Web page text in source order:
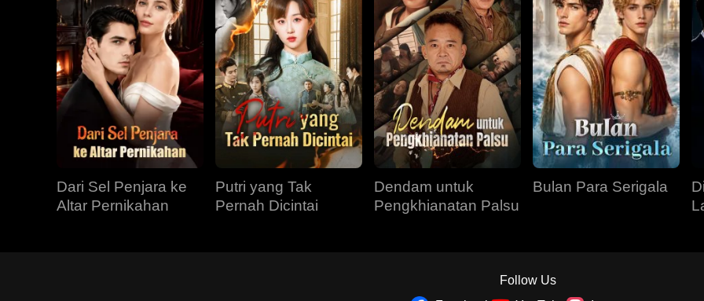
Dari Sel Penjara ke
Altar Pernikahan
Putri yang Tak
Pernah Dicintai
Dendam untuk
Pengkhianatan Palsu
Bulan Para Serigala
Follow Us